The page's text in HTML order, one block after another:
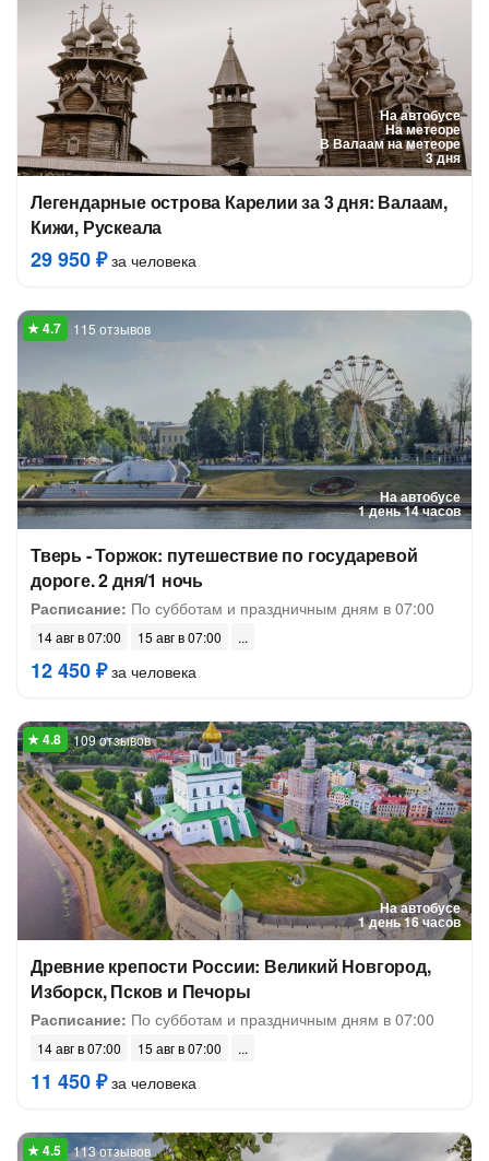
На автобусе
На метеоре
В Валаам на метеоре
3 дня
Легендарные острова Карелии за 3 дня: Валаам,
Кижи, Рускеала
29 950 ₽за человека
На автобусе
1 день 14 часов
115 отзывов
Тверь - Торжок: путешествие по государевой
дороге. 2 дня/1 ночь
Расписание: По субботам и праздничным дням в 07:00
14 авг в 07:00 15 авг в 07:00
12 450 ₽за человека
На автобусе
1 день 16 часов
109 отзывов
Древние крепости России: Великий Новгород,
Изборск, Псков и Печоры
Расписание: По субботам и праздничным дням в 07:00
14 авг в 07:00 15 авг в 07:00
11 450 ₽за человека
113 отзывов